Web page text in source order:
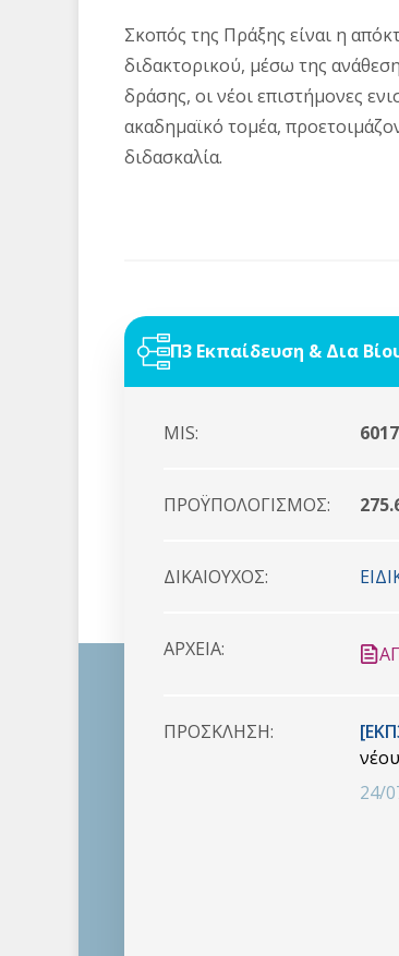
Σκοπός της Πράξης είναι η
διδακτορικού, μέσω της
δράσης, οι νέοι επιστήμονες
ακαδημαϊκό τομέα,
διδασκαλία.
Π3 Εκπαίδευση & Δια
MIS:
ΠΡΟΫΠΟΛΟΓΙΣΜΟΣ:
ΔΙΚΑΙΟYΧΟΣ:
ΑΡΧΕΙΑ:
ΠΡΟΣΚΛHΣΗ:
24/